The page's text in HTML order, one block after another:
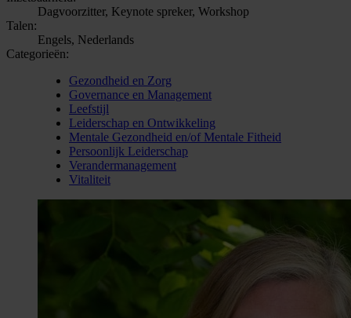
Dagvoorzitter, Keynote spreker, Workshop
Talen:
Engels, Nederlands
Categorieën:
Gezondheid en Zorg
Governance en Management
Leefstijl
Leiderschap en Ontwikkeling
Mentale Gezondheid en/of Mentale Fitheid
Persoonlijk Leiderschap
Verandermanagement
Vitaliteit